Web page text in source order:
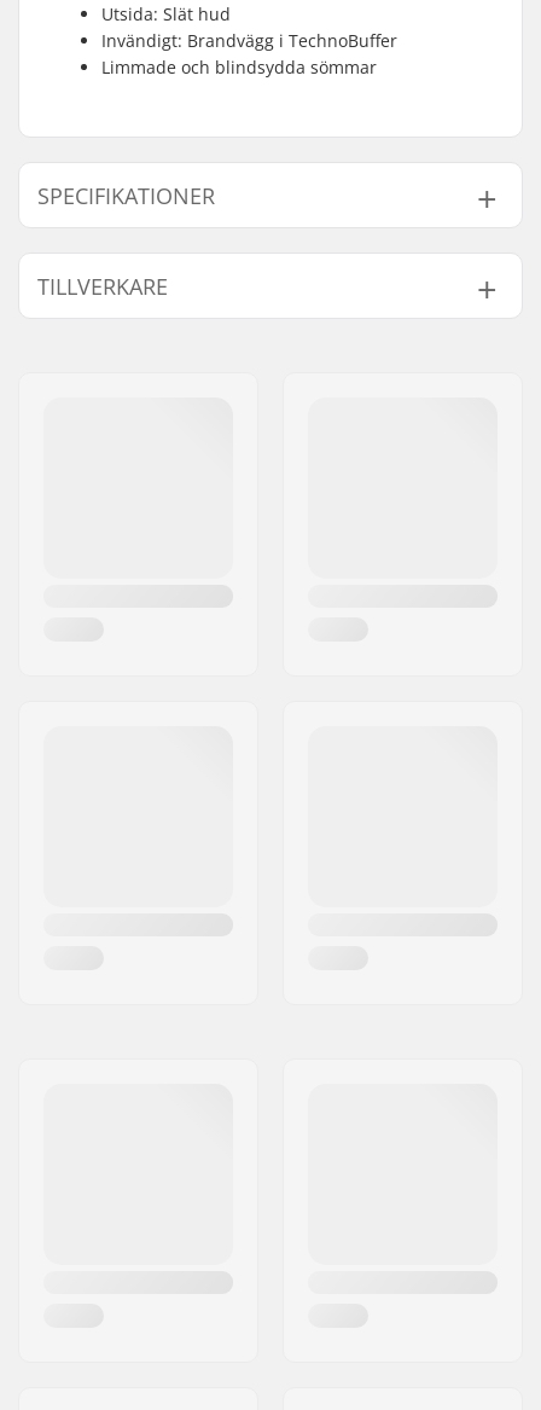
Utsida: Slät hud
Invändigt: Brandvägg i TechnoBuffer
Limmade och blindsydda sömmar
SPECIFIKATIONER
Tjocklek:
3mm
Aktivitet:
TILLVERKARE